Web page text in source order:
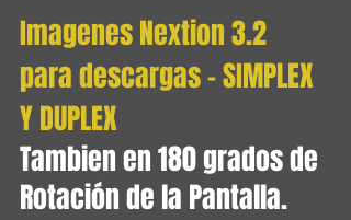
Imagenes Nextion 3.2
para descargas - SIMPLEX
Y DUPLEX
Tambien en 180 grados de
Rotación de la Pantalla.